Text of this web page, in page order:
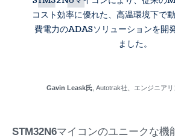
コスト効率に優れた、高温環境下で
費電力のADASソリューションを開
ました。
Gavin Leask氏 , Autotrak社、エンジニア
STM32N6マイコンのユニークな機